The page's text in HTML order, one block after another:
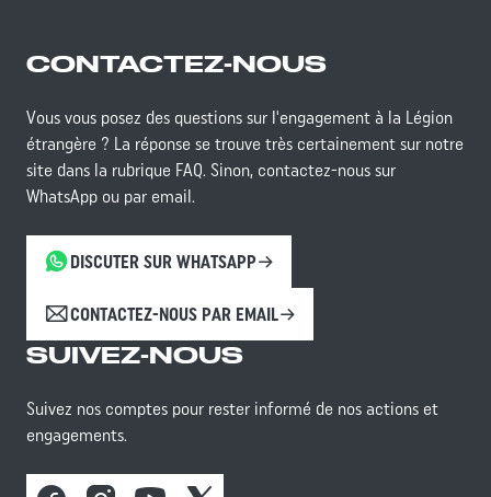
CONTACTEZ-NOUS
Vous vous posez des questions sur l'engagement à la Légion
étrangère ? La réponse se trouve très certainement sur notre
site dans la rubrique FAQ. Sinon, contactez-nous sur
WhatsApp ou par email.
DISCUTER SUR WHATSAPP
CONTACTEZ-NOUS PAR EMAIL
SUIVEZ-NOUS
Suivez nos comptes pour rester informé de nos actions et
engagements.